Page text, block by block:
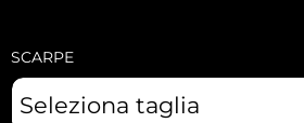
SCARPE
Powered by